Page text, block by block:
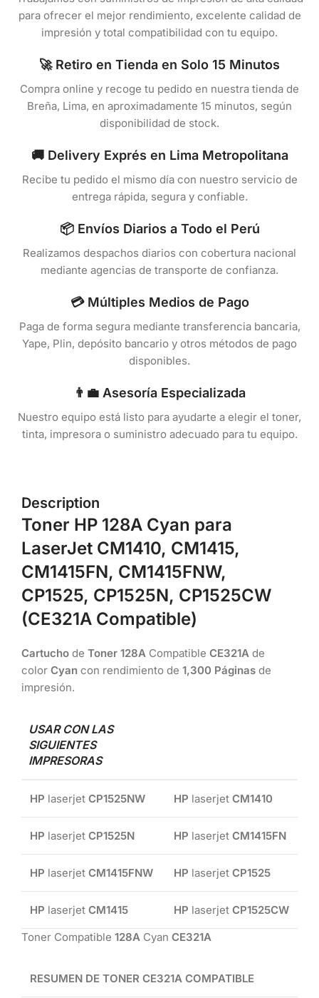
para ofrecer el mejor rendimiento, excelente calidad de
impresión y total compatibilidad con tu equipo.
🚀 Retiro en Tienda en Solo 15 Minutos
Compra online y recoge tu pedido en nuestra tienda de
Breña, Lima, en aproximadamente 15 minutos, según
disponibilidad de stock.
🚚 Delivery Exprés en Lima Metropolitana
Recibe tu pedido el mismo día con nuestro servicio de
entrega rápida, segura y confiable.
📦 Envíos Diarios a Todo el Perú
Realizamos despachos diarios con cobertura nacional
mediante agencias de transporte de confianza.
💳 Múltiples Medios de Pago
Paga de forma segura mediante transferencia bancaria,
Yape, Plin, depósito bancario y otros métodos de pago
disponibles.
👨‍💼 Asesoría Especializada
Nuestro equipo está listo para ayudarte a elegir el toner,
tinta, impresora o suministro adecuado para tu equipo.
Description
Toner HP 128A Cyan para
LaserJet CM1410, CM1415,
CM1415FN, CM1415FNW,
CP1525, CP1525N, CP1525CW
(CE321A Compatible)
Cartucho de Toner 128A Compatible CE321A de
color Cyan con rendimiento de 1,300 Páginas de
impresión.
USAR CON LAS
SIGUIENTES
IMPRESORAS
HP laserjet CP1525NW HP laserjet CM1410
HP laserjet CP1525N HP laserjet CM1415FN
HP laserjet CM1415FNW HP laserjet CP1525
HP laserjet CM1415 HP laserjet CP1525CW
Toner Compatible 128A Cyan CE321A
RESUMEN DE TONER CE321A COMPATIBLE